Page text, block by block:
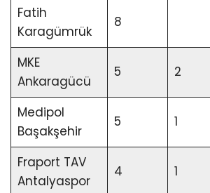
Fatih
Karagümrük
8
MKE
Ankaragücü
5 2
Medipol
Başakşehir
5 1
Fraport TAV
Antalyaspor
4 1